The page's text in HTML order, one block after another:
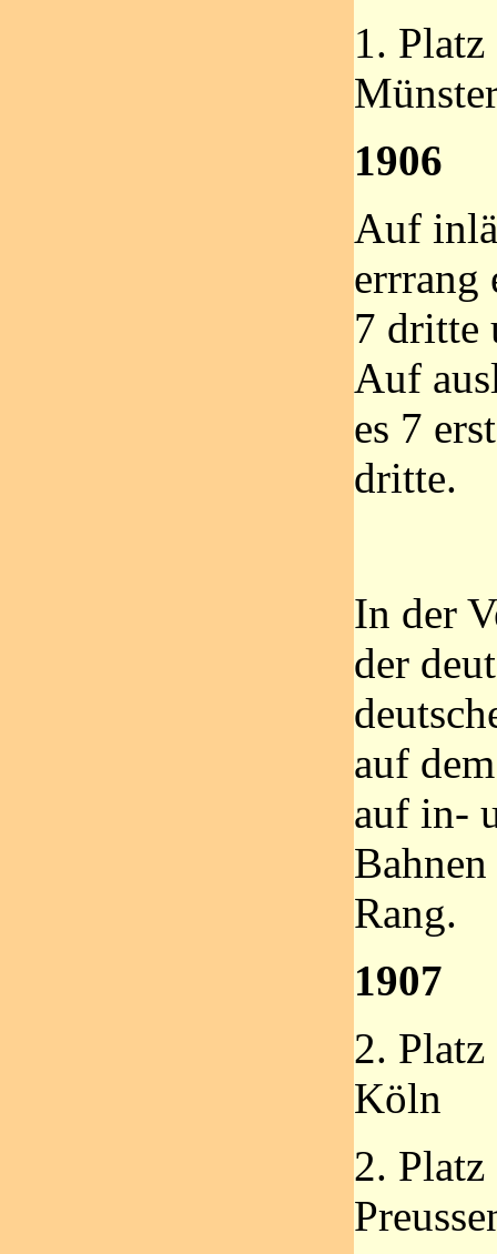
1.
1906
Auf
errrang
7 dritte
Auf
es 7
dritte.
In der
der
auf
auf in-
Rang.
1907
2.
Köln
2.